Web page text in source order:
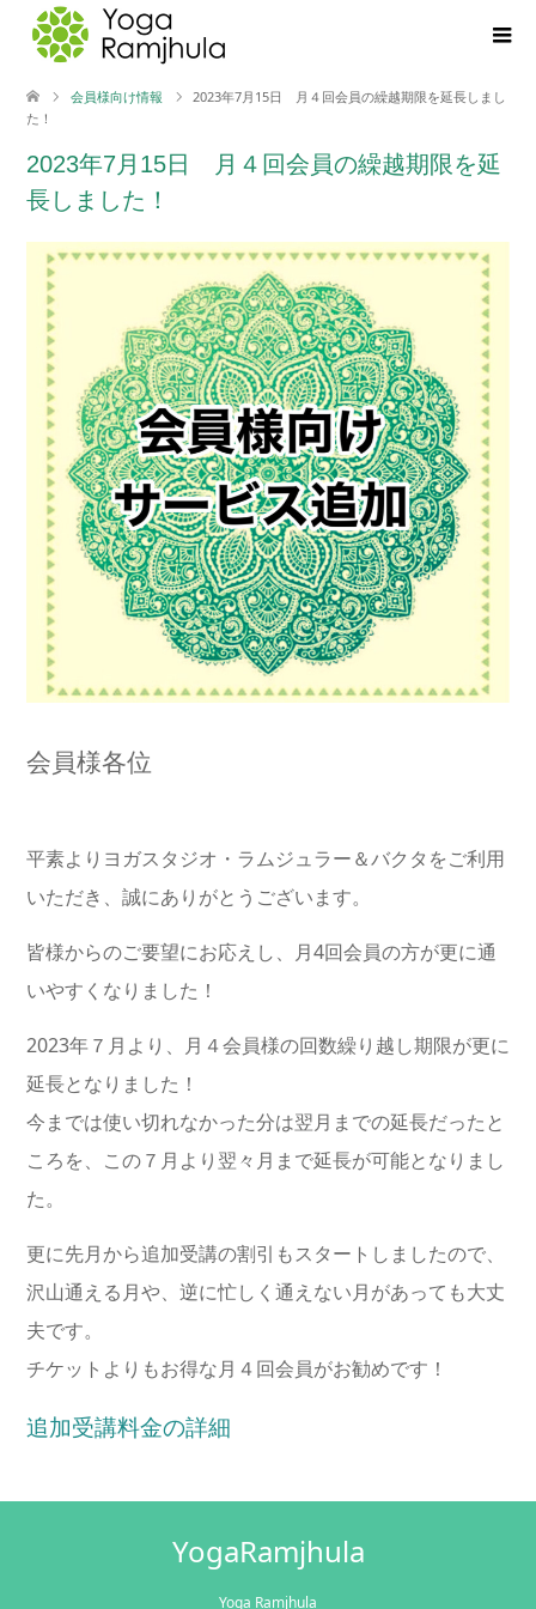
会員様向け情報
2023年7月15日 月４回会員の繰越期限を延長しまし
た！
2023年7月15日 月４回会員の繰越期限を延
長しました！
会員様各位
平素よりヨガスタジオ・ラムジュラー＆バクタをご利用
いただき、誠にありがとうございます。
皆様からのご要望にお応えし、月4回会員の方が更に通
いやすくなりました！
2023年７月より、月４会員様の回数繰り越し期限が更に
延長となりました！
今までは使い切れなかった分は翌月までの延長だったと
ころを、この７月より翌々月まで延長が可能となりまし
た。
更に先月から追加受講の割引もスタートしましたので、
沢山通える月や、逆に忙しく通えない月があっても大丈
夫です。
チケットよりもお得な月４回会員がお勧めです！
追加受講料金の詳細
YogaRamjhula
Yoga Ramjhula